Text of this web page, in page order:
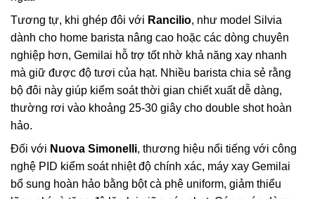
Tương tự, khi ghép đôi với Rancilio, như model Silvia
dành cho home barista nâng cao hoặc các dòng chuyên
nghiệp hơn, Gemilai hỗ trợ tốt nhờ khả năng xay nhanh
mà giữ được độ tươi của hạt. Nhiều barista chia sẻ rằng
bộ đôi này giúp kiểm soát thời gian chiết xuất dễ dàng,
thường rơi vào khoảng 25-30 giây cho double shot hoàn
hảo.
Đối với Nuova Simonelli, thương hiệu nổi tiếng với công
nghệ PID kiểm soát nhiệt độ chính xác, máy xay Gemilai
bổ sung hoàn hảo bằng bột cà phê uniform, giảm thiểu